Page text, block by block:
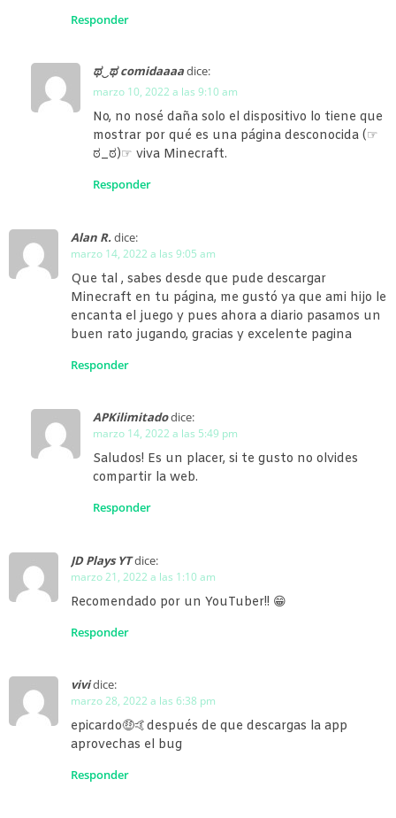
Responder
ಥ‿ಥ comidaaaadice:
marzo 10, 2022 a las 9:10 am
No, no nosé daña solo el dispositivo lo tiene que
mostrar por qué es una página desconocida (☞
ಠ_ಠ)☞ viva Minecraft.
Responder
Alan R.dice:
marzo 14, 2022 a las 9:05 am
Que tal , sabes desde que pude descargar
Minecraft en tu página, me gustó ya que ami hijo le
encanta el juego y pues ahora a diario pasamos un
buen rato jugando, gracias y excelente pagina
Responder
APKilimitadodice:
marzo 14, 2022 a las 5:49 pm
Saludos! Es un placer, si te gusto no olvides
compartir la web.
Responder
JD Plays YTdice:
marzo 21, 2022 a las 1:10 am
Recomendado por un YouTuber!! 😁
Responder
vividice:
marzo 28, 2022 a las 6:38 pm
epicardo🤑🤙después de que descargas la app
aprovechas el bug
Responder